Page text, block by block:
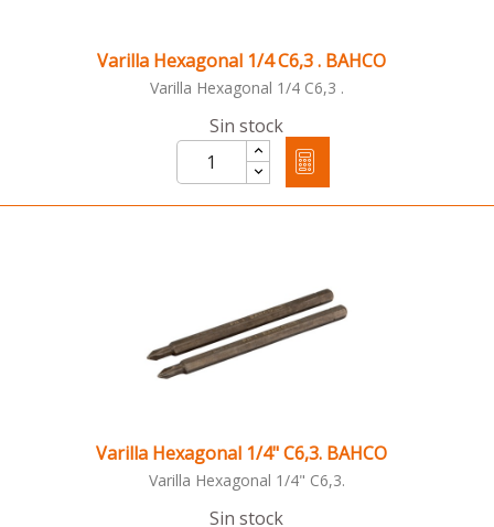
Varilla Hexagonal 1/4 C6,3 . BAHCO
Varilla Hexagonal 1/4 C6,3 .
Sin stock
Varilla Hexagonal 1/4" C6,3. BAHCO
Varilla Hexagonal 1/4" C6,3.
Sin stock